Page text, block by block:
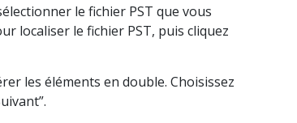
le fichier PST que vous
localiser le fichier PST, puis cliquez
les éléments en double. Choisissez